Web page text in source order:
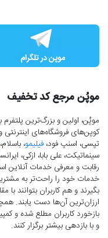
موپُن مرجع کد تخفیف
موپُن، اولین و بزرگ‌ترین
کوپن‌های فروشگاه‌های اینترنتی
تپسی، اسنپ فود، فیلیمو، باسلام،
سینماتیکت، علی بابا، ازکی،
رقابت و معرفی خدمات آنلاین
خدمات خود را راحت‌تر به
بگیرند و هم کاربران بتوانند
ارزان‌ترین آن‌ها دست‌ یابند.
بازخورد کاربران مطلع شده و
و با بازدهی بیشتر برگزار کنند.